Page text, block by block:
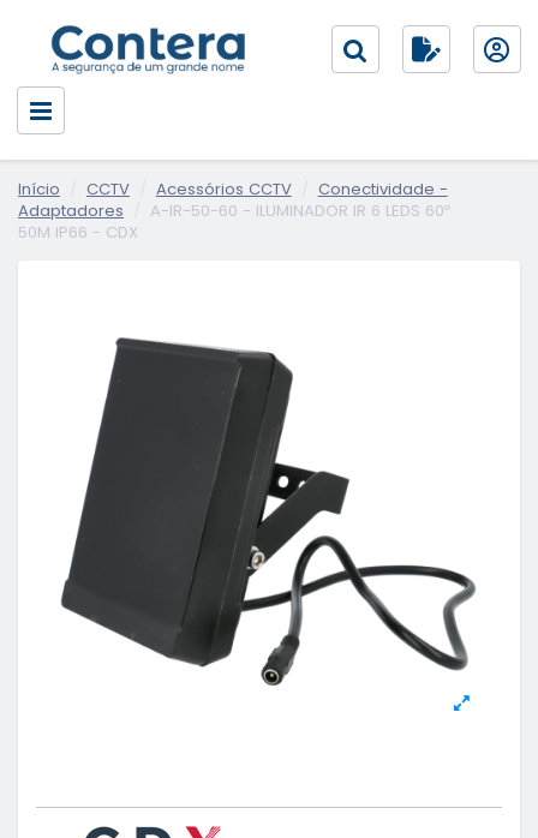
Início CCTV Acessórios CCTV
Conectividade -
Adaptadores
A-IR-50-60 - ILUMINADOR IR 6 LEDS 60º
50M IP66 - CDX